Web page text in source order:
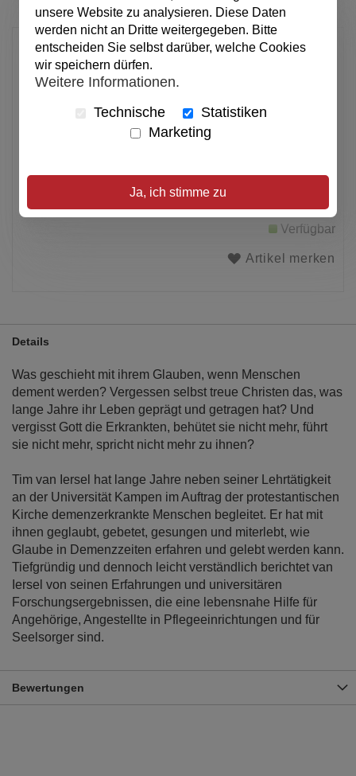
5,00 €
In den Warenkorb
Alle Preise inkl. MwSt.
Verfügbar
Artikel merken
Details
Was geschieht mit ihrem Glauben, wenn Menschen
dement werden? Vergessen selbst treue Christen das, was
lange Jahre ihr Leben geprägt und getragen hat? Und
vergisst Gott die Erkrankten, behütet sie nicht mehr, führt
sie nicht mehr, spricht nicht mehr zu ihnen?
Tim van Iersel hat lange Jahre neben seiner Lehrtätigkeit
an der Universität Kampen im Auftrag der protestantischen
Kirche demenzerkrankte Menschen begleitet. Er hat mit
ihnen geglaubt, gebetet, gesungen und miterlebt, wie
Glaube in Demenzzeiten erfahren und gelebt werden kann.
Tiefgründig und dennoch leicht verständlich berichtet van
Iersel von seinen Erfahrungen und universitären
Forschungsergebnissen, die eine lebensnahe Hilfe für
Angehörige, Angestellte in Pflegeeinrichtungen und für
Seelsorger sind.
Bewertungen
unsere Website zu analysieren. Diese Daten
werden nicht an Dritte weitergegeben. Bitte
entscheiden Sie selbst darüber, welche Cookies
wir speichern dürfen.
Weitere Informationen.
Technische
Statistiken
Marketing
Ja, ich stimme zu